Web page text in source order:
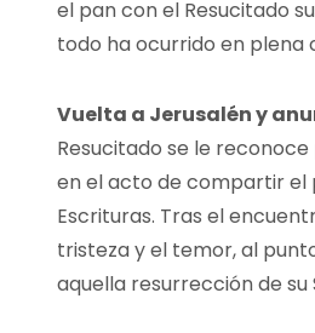
el pan con el Resucitado
todo ha ocurrido en plena
Vuelta a Jerusalén y
Resucitado se le
en el acto de compartir el
Escrituras. Tras el
tristeza y el temor, al
aquella resurrección de